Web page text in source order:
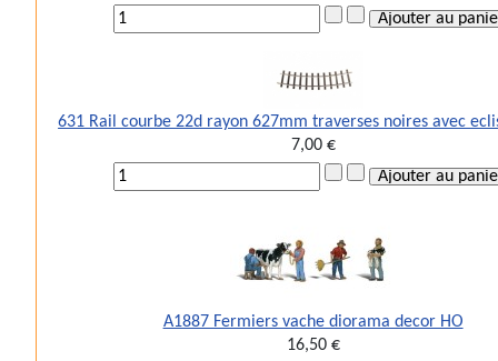
631 Rail courbe 22d rayon 627mm traverses noires avec
7,00 €
A1887 Fermiers vache diorama decor HO
16,50 €